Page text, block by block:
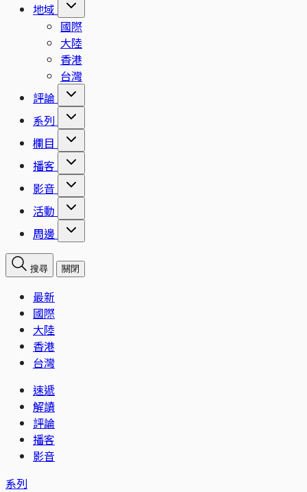
地域
國際
大陸
香港
台灣
評論
系列
欄目
播客
影音
活動
周邊
搜尋 關閉
最新
國際
大陸
香港
台灣
速遞
解讀
評論
播客
影音
系列